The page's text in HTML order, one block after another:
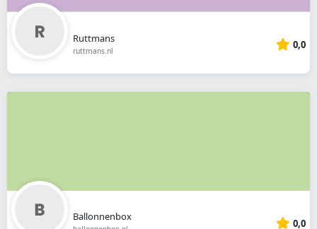
Ruttmans
ruttmans.nl 0,0
Ballonnenbox
0,0